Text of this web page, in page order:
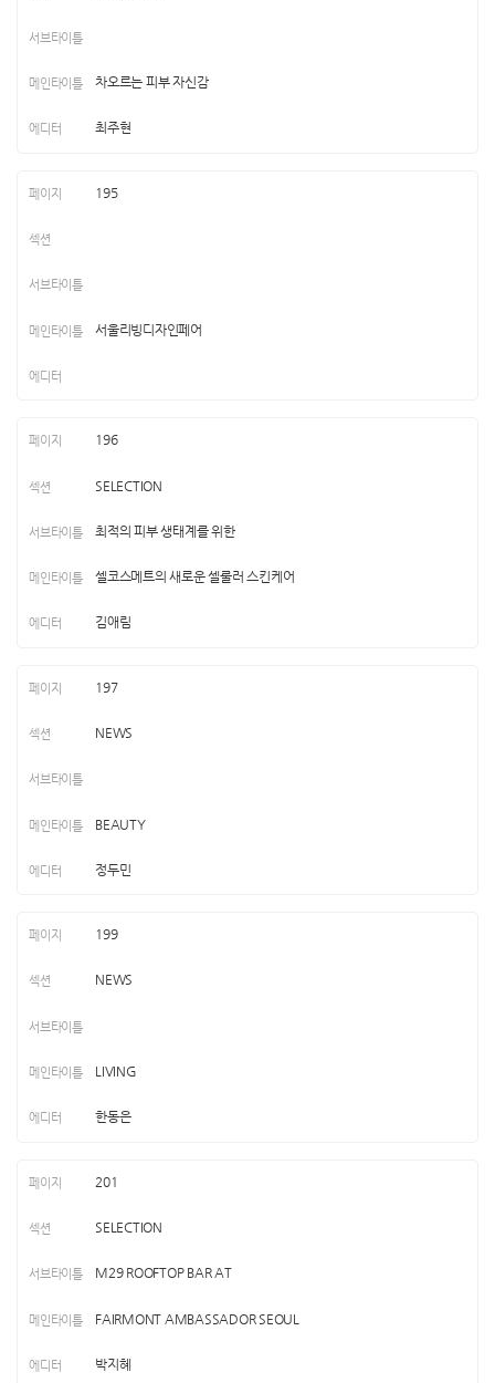
차오르는 피부 자신감
최주현
195
서울리빙디자인페어
196
SELECTION
최적의 피부 생태계를 위한
셀코스메트의 새로운 셀룰러 스킨케어
김애림
197
NEWS
BEAUTY
정두민
199
NEWS
LIVING
한동은
201
SELECTION
M29 ROOFTOP BAR AT
FAIRMONT AMBASSADOR SEOUL
박지혜